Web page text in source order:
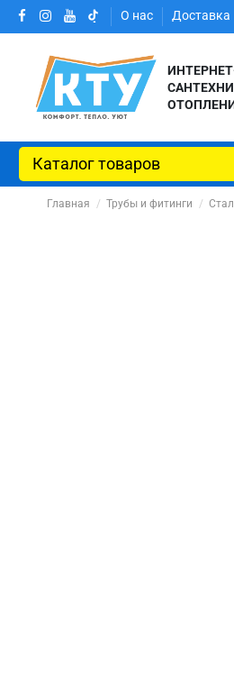
О нас Доставка
Каталог товаров
Главная Трубы и фитинги